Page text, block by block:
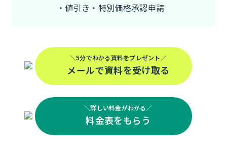
・値引き・特別価格承認申請
＼5分でわかる資料をプレゼント／
メールで資料を受け取る
＼詳しい料金がわかる／
料金表をもらう